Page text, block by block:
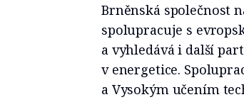
Brněnská společnost
spolupracuje s
a vyhledává i další
v energetice.
a Vysokým učením